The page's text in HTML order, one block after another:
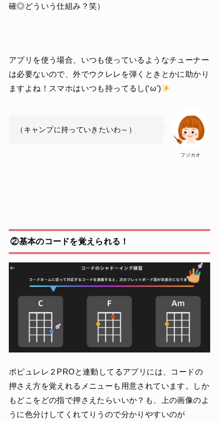
確◎どういう仕組み？笑）
アプリを使う場合、いつも使っているようなチューナー
は必要ないので、外でウクレレを弾くときとかに助かり
ますよね！スマホはいつも持ってるし(‘ω’)
フジカオ
（キャンプに持っていきたいわ～）
②基本のコードを覚えられる！
ポピュレレ２PROと連動してるアプリには、コードの
押さえ方を覚えれるメニューも用意されています。しか
もどこをどの指で押さえたらいいか？も、上の画像のよ
うに色分けしてくれてりうので分かりやすいのが